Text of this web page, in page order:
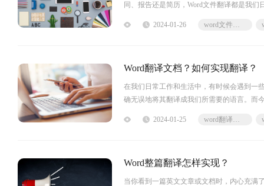
同、报告还是简历，Word文件翻译都是我
2024-01-26 word文件翻译
Word翻译文档？如何实现翻译？
在我们日常工作和生活中，有时候会遇到一
确无误地将其翻译成我们所需要的语言。
们的便利吧！无论你是学生、职场人士还
2024-01-25 word翻译文档
Word整篇翻译怎样实现？
当你看到一篇英文文章或文档时，内心充满